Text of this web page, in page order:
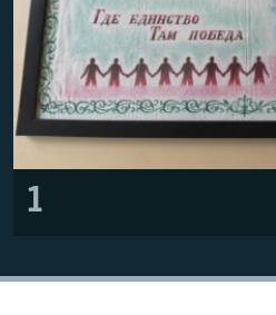
RFE/RS bütün saytları
1